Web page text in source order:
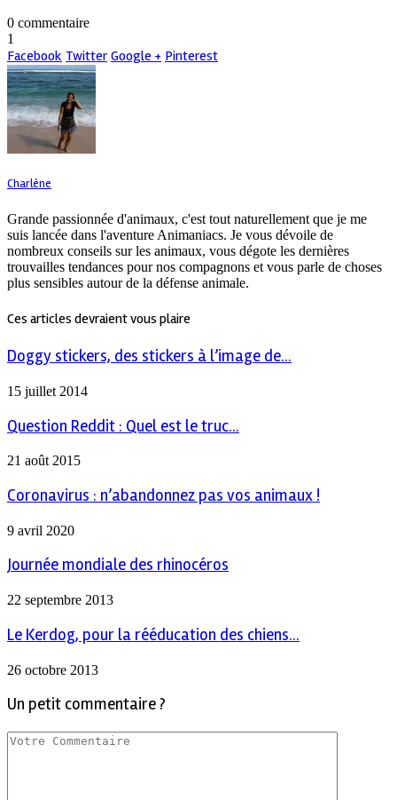
0 commentaire
1
Facebook Twitter Google + Pinterest
Charlène
Grande passionnée d'animaux, c'est tout naturellement que je me
suis lancée dans l'aventure Animaniacs. Je vous dévoile de
nombreux conseils sur les animaux, vous dégote les dernières
trouvailles tendances pour nos compagnons et vous parle de choses
plus sensibles autour de la défense animale.
Ces articles devraient vous plaire
Doggy stickers, des stickers à l’image de...
15 juillet 2014
Question Reddit : Quel est le truc...
21 août 2015
Coronavirus : n’abandonnez pas vos animaux !
9 avril 2020
Journée mondiale des rhinocéros
22 septembre 2013
Le Kerdog, pour la rééducation des chiens...
26 octobre 2013
Un petit commentaire ?